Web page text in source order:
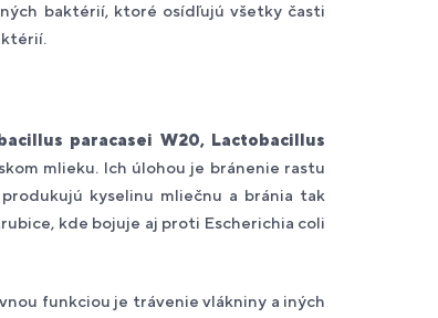
baktérií, ktoré osídľujú všetky časti
paracasei W20, Lactobacillus
mlieku. Ich úlohou je bránenie rastu
kyselinu mliečnu a bránia tak
kde bojuje aj proti Escherichia coli
funkciou je trávenie vlákniny a iných